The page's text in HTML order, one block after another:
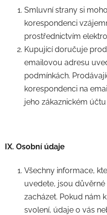
Smluvní strany si
korespondenci
prostřednictvím
Kupující doručuje
emailovou adresu
podmínkách.
korespondenci na
jeho zákaznickém
IX. Osobní údaje
Všechny informace,
uvedete, jsou
zacházet. Pokud nám
svolení, údaje o vás